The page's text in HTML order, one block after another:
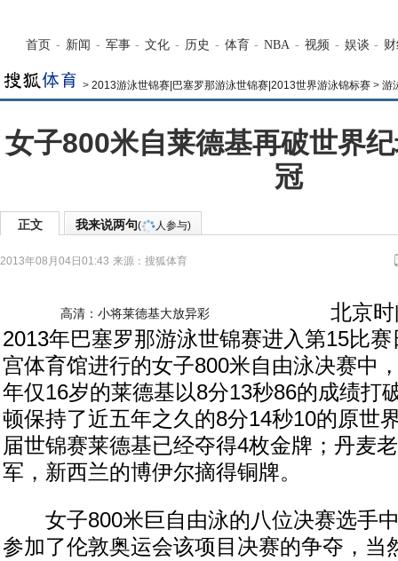
首页 - 新闻 - 军事 - 文化 - 历史 - 体育 - NBA - 视频 - 娱谈 -
> 2013游泳世锦赛|巴塞罗那游泳世锦赛|2013世界游泳锦标赛 > 游
女子800米自莱德基再破世界
冠
正文 我来说两句( 人参与)
2013年08月04日01:43 来源： 搜狐体育
高清：小将莱德基大放异彩
北京时
2013年巴塞罗那游泳世锦赛进入第15比
宫体育馆进行的女子800米自由泳决赛中
年仅16岁的莱德基以8分13秒86的成绩打
顿保持了近五年之久的8分14秒10的原世
届世锦赛莱德基已经夺得4枚金牌；丹麦
军，新西兰的博伊尔摘得铜牌。
女子800米巨自由泳的八位决赛选手
参加了伦敦奥运会该项目决赛的争夺，当